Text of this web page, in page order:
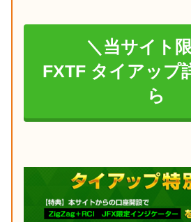
＼当サイト
FXTF タイアップ
ら